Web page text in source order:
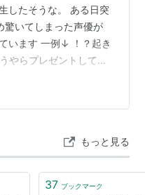
したそうな。 ある日突
驚いてしまった声優が
います 一例↓ ！？起き
やらプレゼントしてく
www.itmedia.co.jp Xの
送り方は？ Xのサブス
カウントを見つけ、プ
ば送信可…
もっと見る
37 ブックマーク